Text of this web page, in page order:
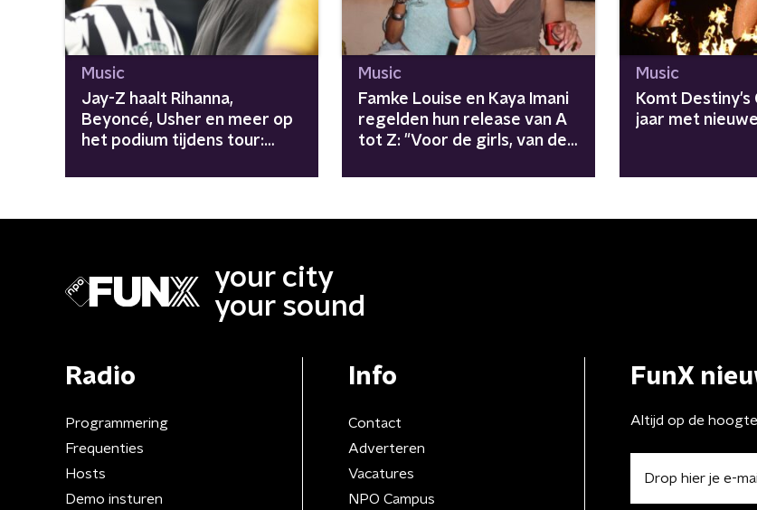
Music
Jay-Z haalt Rihanna,
Beyoncé, Usher en meer op
het podium tijdens tour:
meegenomen"
Music
Famke Louise en Kaya Imani
regelden hun release van A
tot Z: "Voor de girls, van de
Music
Komt Destiny's
jaar met
your city
your sound
Radio
Programmering
Frequenties
Hosts
Demo insturen
Info
Contact
Adverteren
Vacatures
NPO Campus
FunX
Altijd op de